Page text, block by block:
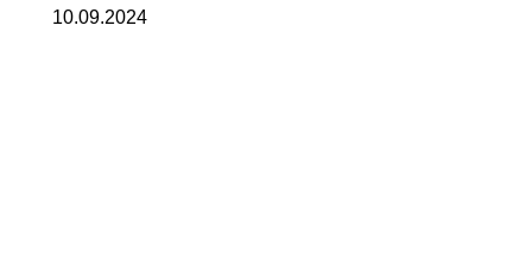
10.09.2024